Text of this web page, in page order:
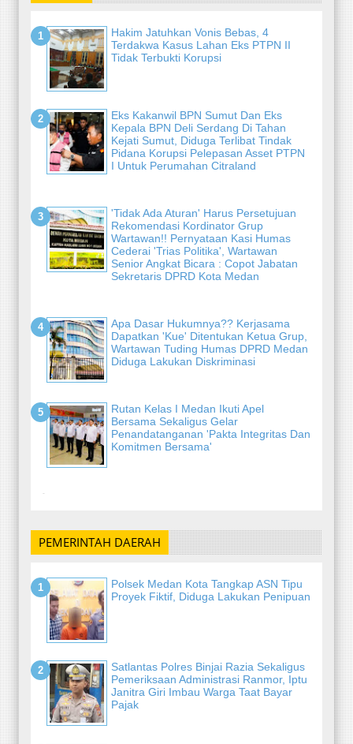
Hakim Jatuhkan Vonis Bebas, 4
Terdakwa Kasus Lahan Eks PTPN II
Tidak Terbukti Korupsi
Eks Kakanwil BPN Sumut Dan Eks
Kepala BPN Deli Serdang Di Tahan
Kejati Sumut, Diduga Terlibat Tindak
Pidana Korupsi Pelepasan Asset PTPN
I Untuk Perumahan Citraland
'Tidak Ada Aturan' Harus Persetujuan
Rekomendasi Kordinator Grup
Wartawan!! Pernyataan Kasi Humas
Cederai 'Trias Politika', Wartawan
Senior Angkat Bicara : Copot Jabatan
Sekretaris DPRD Kota Medan
Apa Dasar Hukumnya?? Kerjasama
Dapatkan 'Kue' Ditentukan Ketua Grup,
Wartawan Tuding Humas DPRD Medan
Diduga Lakukan Diskriminasi
Rutan Kelas I Medan Ikuti Apel
Bersama Sekaligus Gelar
Penandatanganan 'Pakta Integritas Dan
Komitmen Bersama'
-
PEMERINTAH DAERAH
Polsek Medan Kota Tangkap ASN Tipu
Proyek Fiktif, Diduga Lakukan Penipuan
Satlantas Polres Binjai Razia Sekaligus
Pemeriksaan Administrasi Ranmor, Iptu
Janitra Giri Imbau Warga Taat Bayar
Pajak